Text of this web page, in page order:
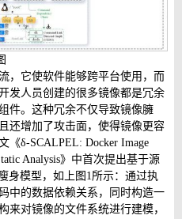
，它使软件能够跨平台使用，而
发人员创建的很多镜像都是冗余
件。这种冗余不仅导致镜像臃
还增加了攻击面，使得镜像更容
《δ-SCALPEL: Docker Image
Analysis》中首次提出基于源
身模型，如上图 1所示：通过执
中的数据依赖关系，同时构造一
来对镜像的文件系统进行建模，